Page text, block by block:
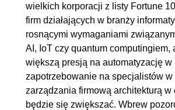
4.1. Wprowadzenie do
4.2. EC2
4.3. EC2 w praktyce
4.4. Kontenery
4.5. AWS Container Services.
wielkich korporacji z listy Fortune
firm działających w branży
rosnącymi wymaganiami
AI, IoT czy quantum computingiem,
większą presją na automatyzację w
zapotrzebowanie na specjalistów w
zarządzania firmową architekturą w
będzie się zwiększać. Wbrew